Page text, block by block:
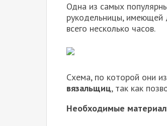
Одна из самых
рукодельницы, имеющей
всего несколько часов.
Схема, по которой они
вязальщиц, так как
Необходимые